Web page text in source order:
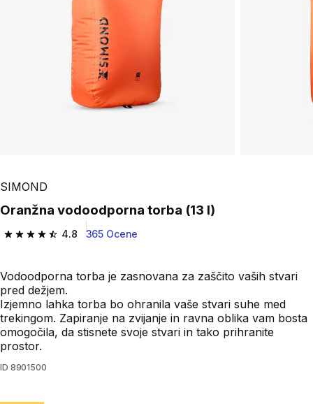
SIMOND
Oranžna vodoodporna torba (13 l)
4.8
4.8 od 5 zvezdic from 365 ocene
365 Ocene
Vodoodporna torba je zasnovana za zaščito vaših stvari
pred dežjem.
Izjemno lahka torba bo ohranila vaše stvari suhe med
trekingom. Zapiranje na zvijanje in ravna oblika vam bosta
omogočila, da stisnete svoje stvari in tako prihranite
prostor.
ID 8901500